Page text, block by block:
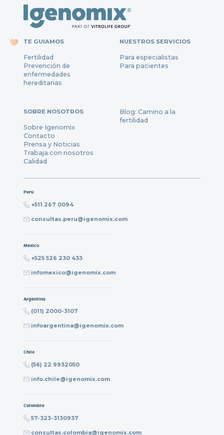
TE GUIAMOS
Fertilidad
Prevención de
enfermedades
hereditarias
NUESTROS SERVICIOS
Para especialistas
Para pacientes
SOBRE NOSOTROS
Sobre Igenomix
Contacto
Prensa y Noticias
Trabaja con nosotros
Calidad
Blog: Camino a la
fertilidad
Perú
+511 267 0094
consultas.peru@igenomix.com
México
+525 526 230 433
infomexico@igenomix.com
Argentina
(011) 2000-3107
infoargentina@igenomix.com
Chile
(56) 22 9932050
info.chile@igenomix.com
Colombia
57-323-3130937
consultas.colombia@igenomix.com